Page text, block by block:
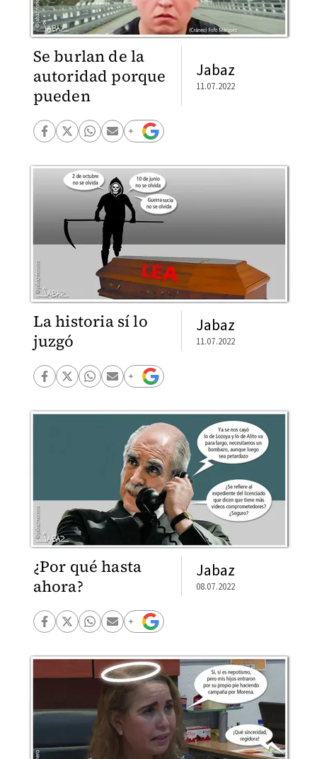
Se burlan de la
autoridad porque
pueden
Jabaz
11.07.2022
La historia sí lo
juzgó
Jabaz
11.07.2022
¿Por qué hasta
ahora?
Jabaz
08.07.2022